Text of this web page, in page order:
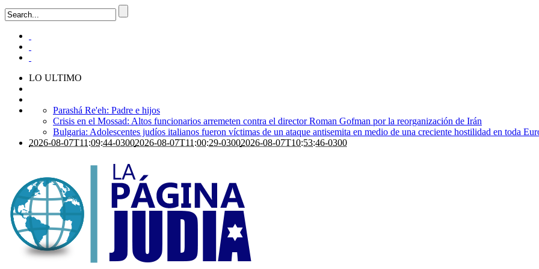
LO ULTIMO
Parashá Re'eh: Padre e hijos
Crisis en el Mossad: Altos funcionarios arremeten contra el director Roman Gofman por la reorganización de Irán
Bulgaria: Adolescentes judíos italianos fueron víctimas de un ataque antisemita en medio de una creciente hostilidad en toda
2026-08-07T11:09:44-03002026-08-07T11:00:29-03002026-08-07T10:53:46-0300